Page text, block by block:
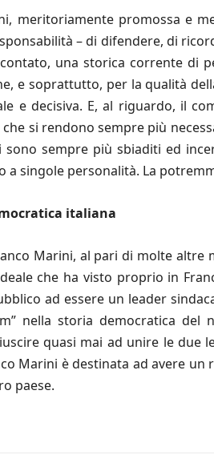
meritoriamente promossa e
– di difendere, di
una storica corrente
e soprattutto, per la qualità
e decisiva. E, al riguardo, il
si rendono sempre più
sempre più sbiaditi ed
a singole personalità. La
italiana
Marini, al pari di molte
che ha visto proprio in
ad essere un leader
nella storia democratica
quasi mai ad unire le due
Marini è destinata ad avere
paese.